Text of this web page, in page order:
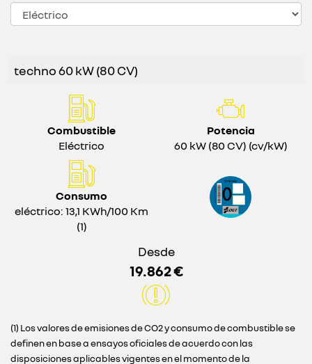
techno 60 kW (80 CV)
Combustible
Eléctrico
Potencia
60 kW (80 CV) (cv/kW)
Consumo
eléctrico: 13,1 KWh/100 Km
(1)
Desde
19.862 €
(1) Los valores de emisiones de CO2 y consumo de combustible se
definen en base a ensayos oficiales de acuerdo con las
disposiciones aplicables vigentes en el momento de la